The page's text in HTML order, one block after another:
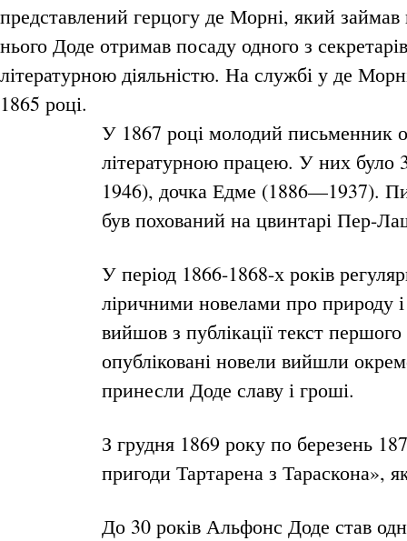
представлений герцогу де Морні, який займав
нього Доде отримав посаду одного з
літературною діяльністю. На службі у де
1865 році.
У 1867 році молодий письменник
літературною працею. У них
1946), дочка Едме (1886—1937).
був похований на цвинтарі Пер-
У період 1866-1868-х років
ліричними новелами про
вийшов з публікації текст
опубліковані новели вийшли
принесли Доде славу і гроші.
З грудня 1869 року по березень
пригоди Тартарена з
До 30 років Альфонс Доде став